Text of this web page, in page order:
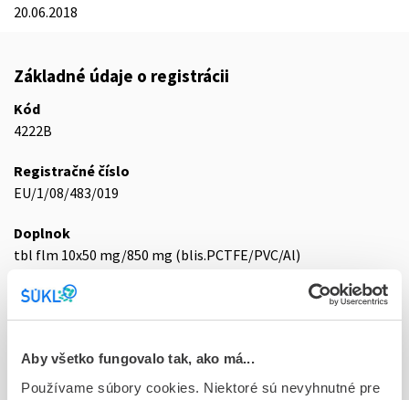
Aby všetko fungovalo tak, ako má...
Používame súbory cookies. Niektoré sú nevyhnutné pre
20.06.2018
Základné údaje o registrácii
Kód
4222B
Registračné číslo
EU/1/08/483/019
Doplnok
tbl flm 10x50 mg/850 mg (blis.PCTFE/PVC/Al)
Stav
E - EU registrácia
Typ registračnej procedúry
Európska